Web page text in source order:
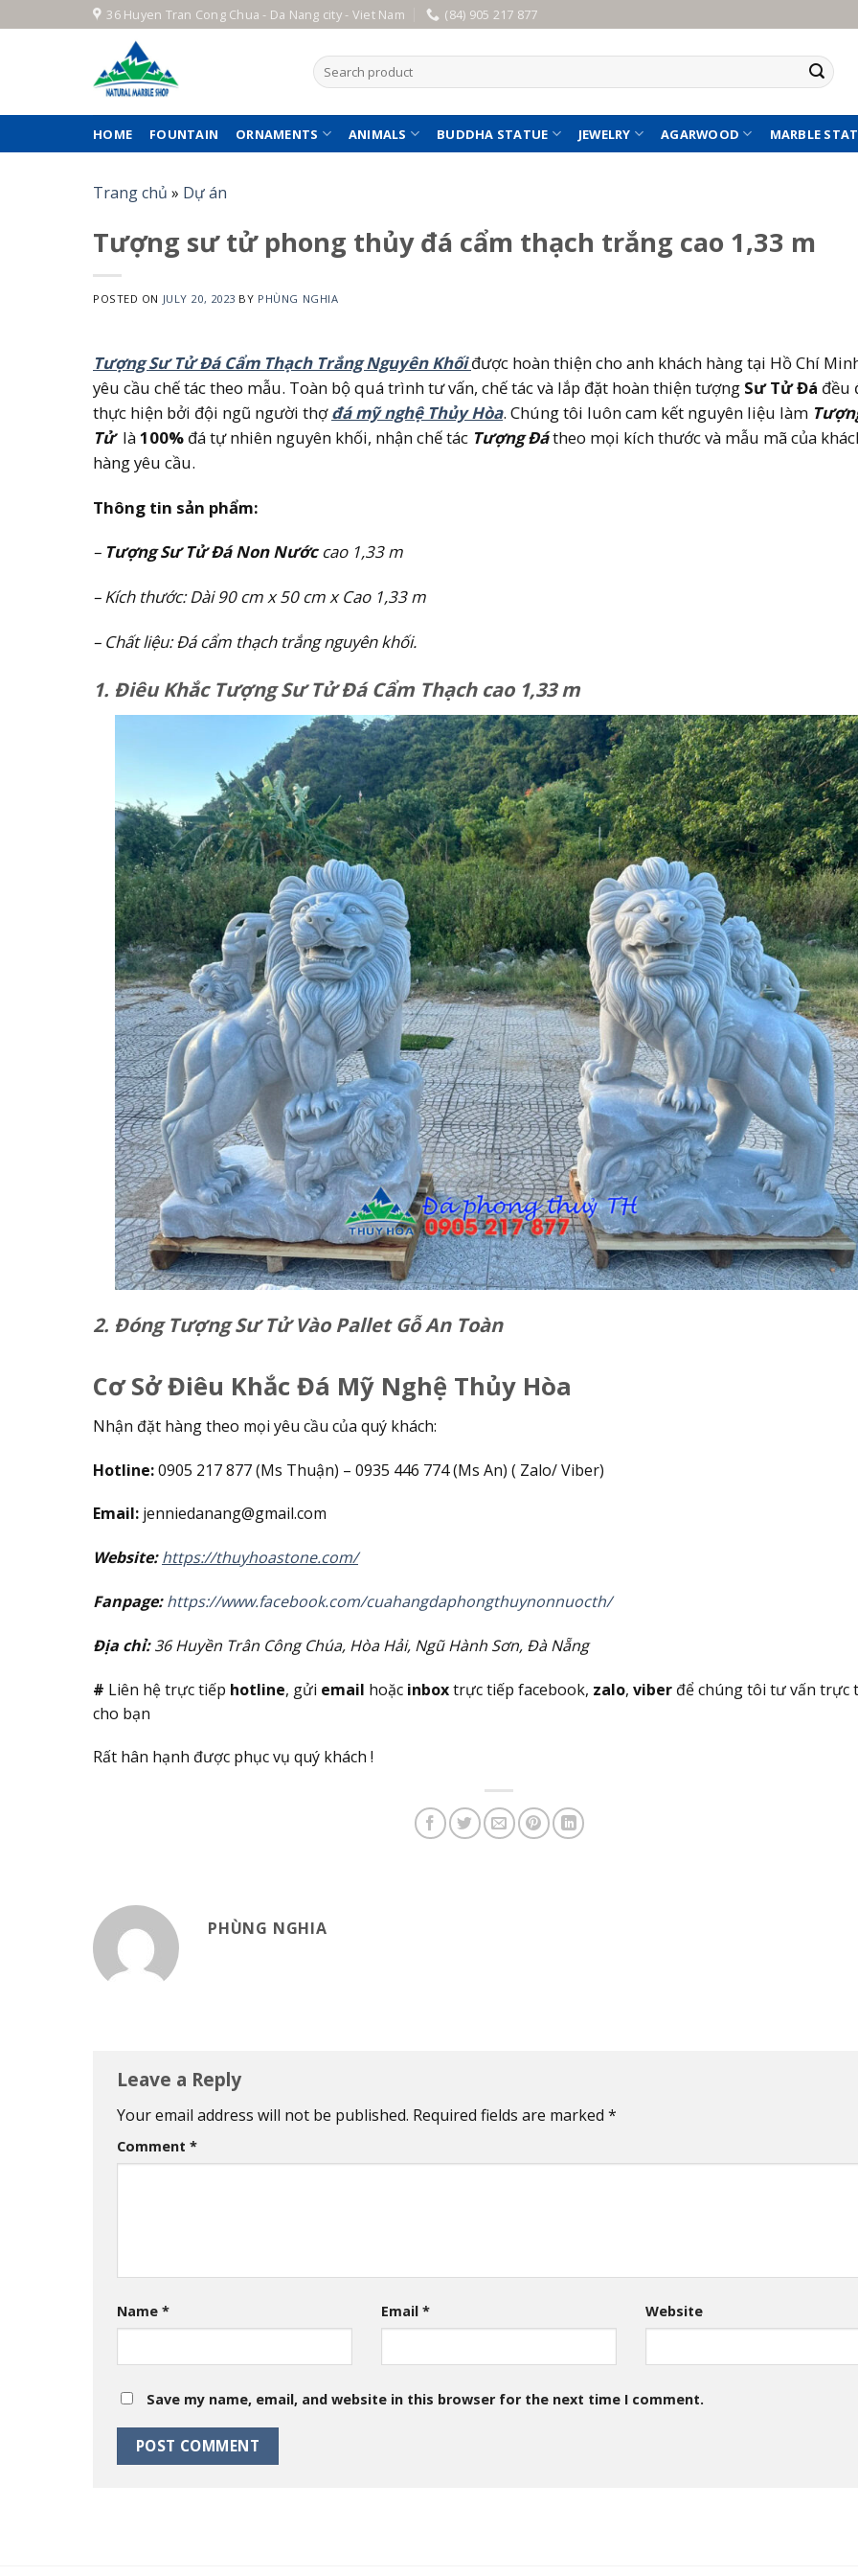
to
36 Huyen Tran Cong Chua - Da Nang city - Viet Nam (84) 905 217 877
Search
for:
HOME FOUNTAIN ORNAMENTS ANIMALS BUDDHA STATUE JEWELRY AGARWOOD MARBLE
Trang chủ » Dự án
Tượng sư tử phong thủy đá cẩm thạch trắng cao 1,33 m
POSTED ON JULY 20, 2023 BY PHÙNG NGHIA
Tượng Sư Tử Đá Cẩm Thạch Trắng Nguyên Khối được hoàn thiện cho anh khách hàng tại Hồ Chí
yêu cầu chế tác theo mẫu. Toàn bộ quá trình tư vấn, chế tác và lắp đặt hoàn thiện tượng Sư Tử Đá đều
thực hiện bởi đội ngũ người thợđá mỹ nghệ Thủy Hòa. Chúng tôi luôn cam kết nguyên liệu làm
Tử là100% đá tự nhiên nguyên khối, nhận chế tác Tượng Đátheo mọi kích thước và mẫu mã của
hàng yêu cầu.
Thông tin sản phẩm:
– Tượng Sư Tử Đá Non Nướccao 1,33 m
– Kích thước: Dài 90 cm x 50 cm x Cao 1,33 m
– Chất liệu: Đá cẩm thạch trắng nguyên khối.
1. Điêu Khắc Tượng Sư Tử Đá Cẩm Thạch cao 1,33 m
2. Đóng Tượng Sư Tử Vào Pallet Gỗ An Toàn
Cơ Sở Điêu Khắc Đá Mỹ Nghệ Thủy Hòa
Nhận đặt hàng theo mọi yêu cầu của quý khách:
Hotline:0905 217 877 (Ms Thuận) – 0935 446 774 (Ms An) ( Zalo/ Viber)
Email: jenniedanang@gmail.com
Website: https://thuyhoastone.com/
Fanpage:https://www.facebook.com/cuahangdaphongthuynonnuocth/
Địa chỉ:36 Huyền Trân Công Chúa, Hòa Hải, Ngũ Hành Sơn, Đà Nẵng
# Liên hệ trực tiếp hotline, gửi email hoặc inboxtrực tiếp facebook, zalo, viber để chúng tôi tư vấn trực
cho bạn
Rất hân hạnh được phục vụ quý khách !
PHÙNG NGHIA
Leave a Reply
Your email address will not be published. Required fields are marked *
Comment *
Name * Email * Website
Save my name, email, and website in this browser for the next time I comment.